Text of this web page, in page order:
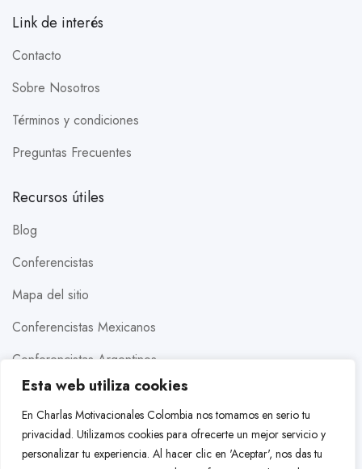
Esta web utiliza cookies
En Charlas Motivacionales Colombia nos tomamos en serio tu
privacidad. Utilizamos cookies para ofrecerte un mejor servicio y
personalizar tu experiencia. Al hacer clic en 'Aceptar', nos das tu
Link de interés
Contacto
Sobre Nosotros
Términos y condiciones
Preguntas Frecuentes
Recursos útiles
Blog
Conferencistas
Mapa del sitio
Conferencistas Mexicanos
Conferencistas Argentinos
Conferencistas Estados Unidos
Conferencistas Brasileros
Conferencistas Colombianos